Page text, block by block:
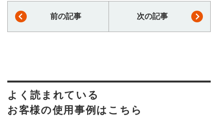
前の記事 次の記事
よく読まれている
お客様の使用事例はこちら